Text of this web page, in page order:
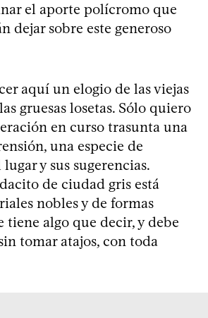
el aporte polícromo que
dejar sobre este generoso
aquí un elogio de las viejas
gruesas losetas. Sólo quiero
en curso trasunta una
una especie de
y sus sugerencias.
de ciudad gris está
nobles y de formas
tiene algo que decir, y debe
tomar atajos, con toda